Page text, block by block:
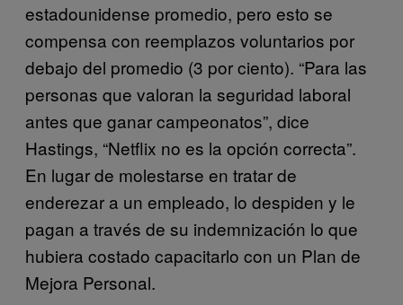
estadounidense promedio, pero esto se
compensa con reemplazos voluntarios por
debajo del promedio (3 por ciento). “Para las
personas que valoran la seguridad laboral
antes que ganar campeonatos”, dice
Hastings, “Netflix no es la opción correcta”.
En lugar de molestarse en tratar de
enderezar a un empleado, lo despiden y le
pagan a través de su indemnización lo que
hubiera costado capacitarlo con un Plan de
Mejora Personal.